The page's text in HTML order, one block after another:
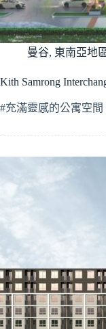
曼谷, 東南亞地
Kith Samrong
#充滿靈感的公寓空